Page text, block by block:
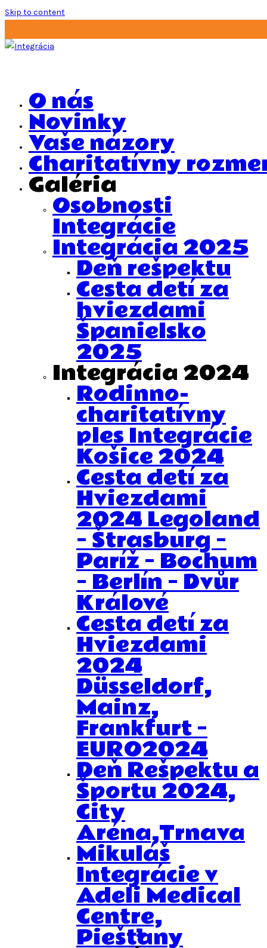
Skip to content
O nás
Novinky
Vaše názory
Charitatívny
Galéria
Osobnosti
Integrácie
Integrácia 2025
Deň rešpektu
Cesta detí za
hviezdami
Španielsko
2025
Integrácia 2024
Rodinno-
charitatívny
ples Integrácie
Košice 2024
Cesta detí za
Hviezdami
2024 Legoland
– Štrasburg –
Paríž – Bochum
– Berlín – Dvůr
Králové
Cesta detí za
Hviezdami
2024
Düsseldorf,
Mainz,
Frankfurt –
EURO2024
Deň Rešpektu a
Športu 2024,
City
Aréna,Trnava
Mikuláš
Integrácie v
Adeli Medical
Centre,
Piešťany